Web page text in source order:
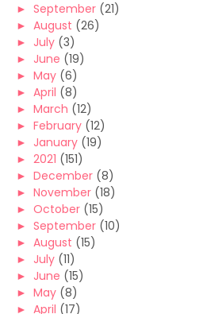
► September (21)
► August (26)
► July (3)
► June (19)
► May (6)
► April (8)
► March (12)
► February (12)
► January (19)
► 2021 (151)
► December (8)
► November (18)
► October (15)
► September (10)
► August (15)
► July (11)
► June (15)
► May (8)
► April (17)